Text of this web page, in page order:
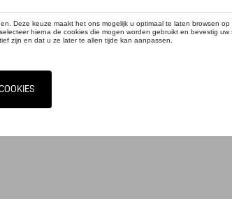
in de vorm van de RS 2.7 met cadeaus is uniek en